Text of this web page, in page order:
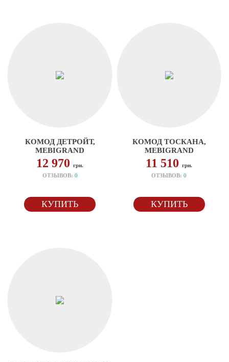
КОМОД ДЕТРОЙТ,
MEBIGRAND
12 970грн.
ОТЗЫВОВ: 0
КУПИТЬ
КОМОД ТОСКАНА,
MEBIGRAND
11 510грн.
ОТЗЫВОВ:0
КУПИТЬ